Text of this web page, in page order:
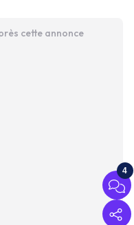
cette annonce
4